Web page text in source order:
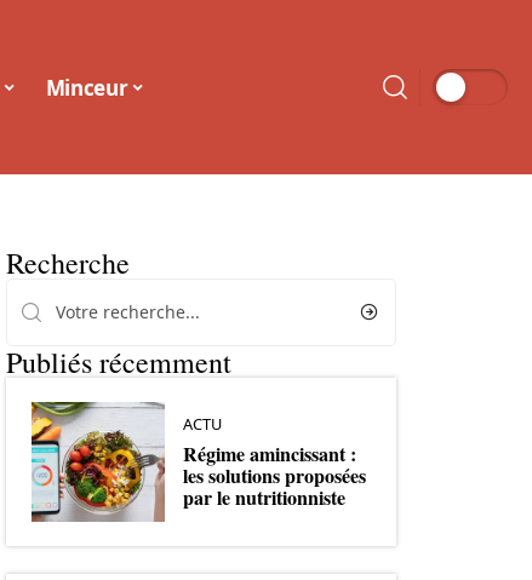
Minceur
Recherche
Publiés récemment
ACTU
Régime amincissant :
les solutions proposées
par le nutritionniste